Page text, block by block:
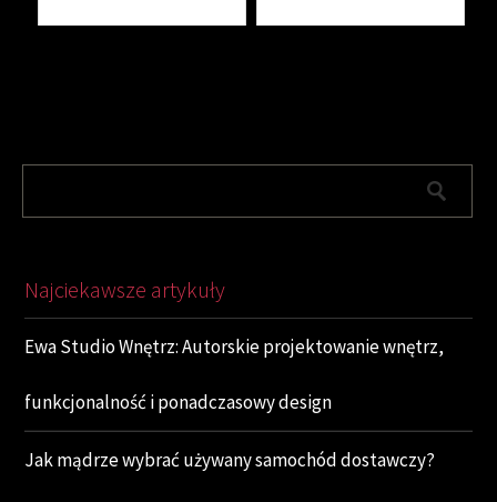
Najciekawsze artykuły
Ewa Studio Wnętrz: Autorskie projektowanie wnętrz,
funkcjonalność i ponadczasowy design
Jak mądrze wybrać używany samochód dostawczy?